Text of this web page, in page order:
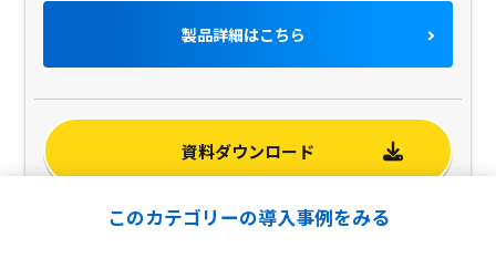
製品詳細はこちら
資料ダウンロード
このカテゴリーの導入事例をみる